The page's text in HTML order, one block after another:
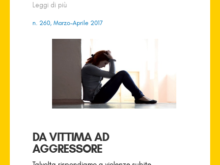
Leggi di più
n. 260, Marzo-Aprile 2017
DA VITTIMA AD
AGGRESSORE